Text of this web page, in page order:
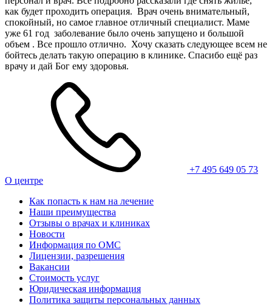
как будет проходить операция. Врач очень внимательный,
спокойный, но самое главное отличный специалист. Маме
уже 61 год заболевание было очень запущено и большой
объем . Все прошло отлично. Хочу сказать следующее всем не
бойтесь делать такую операцию в клинике. Спасибо ещё раз
врачу и дай Бог ему здоровья.
+7 495 649 05 73
О центре
Как попасть к нам на лечение
Наши преимущества
Отзывы о врачах и клиниках
Новости
Информация по ОМС
Лицензии, разрешения
Вакансии
Стоимость услуг
Юридическая информация
Политика защиты персональных данных